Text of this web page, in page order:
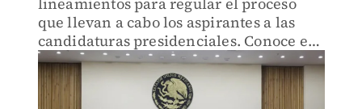
que llevan a cabo los aspirantes a las
candidaturas presidenciales. Conoce en
qué consisten.